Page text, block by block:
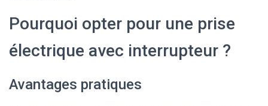
Pourquoi opter pour une prise
électrique avec interrupteur ?
Avantages pratiques